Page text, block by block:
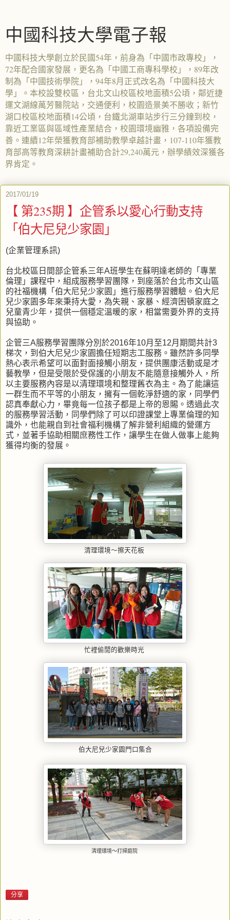
中國科技大學電子報
中國科技大學創立於民國54年，前身為「中國市政專校」，
72年配合國家發展，更名為「中國工商專科學校」，89年改
制為「中國技術學院」，94年8月正式改名為「中國科技大
學」。本校設雙校區，台北文山校區校地面積5公頃，鄰近捷
運文湖線萬芳醫院站，交通便利，校園造景美不勝收；新竹
湖口校區校地面積14公頃，台鐵北湖車站步行三分鐘到校，
靠近工業區與區域性產業結合，校園環境幽雅，各項設備完
善。連續12年榮獲教育部補助教學卓越計畫，107-110年獲教
育部高等教育深耕計畫補助合計29,240萬元，辦學績效深獲各
界肯定。
2017/01/19
【 第235期 】企管系以愛心行動支持
「伯大尼兒少家園」
(企業管理系訊)
台北校區日間部企管系三年A班學生在蘇明達老師的「專業
倫理」課程中，組成服務學習團隊，到座落於台北市文山區
的社福機構「伯大尼兒少家園」進行服務學習體驗。伯大尼
兒少家園多年來秉持大愛，為失親、家暴、經濟困頓家庭之
兒童青少年，提供一個穩定溫暖的家，相當需要外界的支持
與協助。
企管三A服務學習團隊分別於2016年10月至12月期間共計3
梯次，到伯大尼兒少家園擔任短期志工服務。雖然許多同學
熱心表示希望可以面對面接觸小朋友，提供團康活動或是才
藝教學，但是受限於受保護的小朋友不能隨意接觸外人，所
以主要服務內容是以清理環境和整理舊衣為主。為了能讓這
一群生而不平等的小朋友，擁有一個乾淨舒適的家，同學們
認真奉獻心力，畢竟每一位孩子都是上帝的恩賜。透過此次
的服務學習活動，同學們除了可以印證課堂上專業倫理的知
識外，也能親自到社會福利機構了解非營利組織的營運方
式，並著手協助相關庶務性工作，讓學生在做人做事上能夠
獲得均衡的發展。
清理環境〜擦天花板
忙裡偷閒的歡樂時光
伯大尼兒少家園門口集合
清理環境〜打掃庭院
分享